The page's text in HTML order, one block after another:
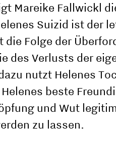
Mareike Fallwickl
Suizid ist der
die Folge der
des Verlusts der
nutzt Helenes
beste
und Wut
zu lassen.